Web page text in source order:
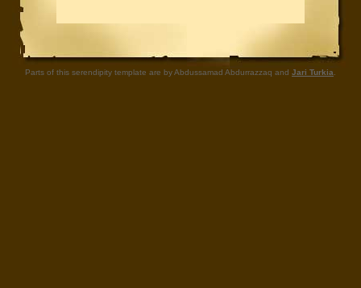
Parts of this serendipity template are by Abdussamad Abdurrazzaq and Jari Turkia